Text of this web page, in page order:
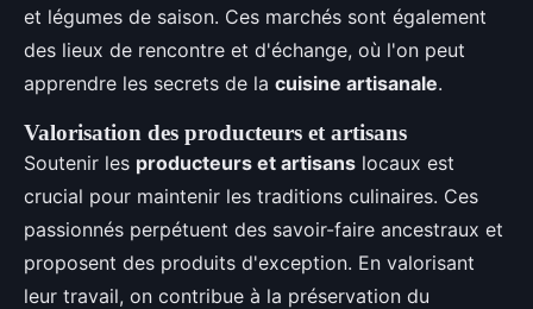
et légumes de saison. Ces marchés sont également
des lieux de rencontre et d'échange, où l'on peut
apprendre les secrets de la cuisine artisanale.
Valorisation des producteurs et artisans
Soutenir les producteurs et artisans locaux est
crucial pour maintenir les traditions culinaires. Ces
passionnés perpétuent des savoir-faire ancestraux et
proposent des produits d'exception. En valorisant
leur travail, on contribue à la préservation du